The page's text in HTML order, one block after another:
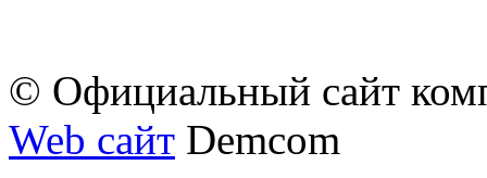
© Официальный сайт
Web сайт Demcom